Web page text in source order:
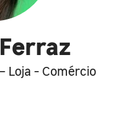
Loja - Comércio